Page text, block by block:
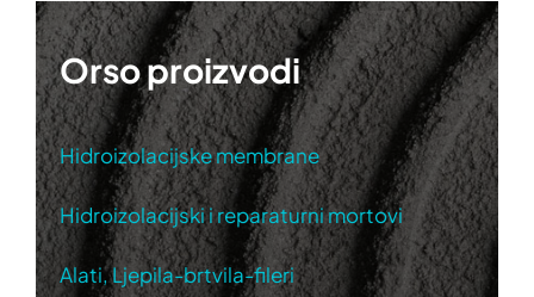
Orso proizvodi
Hidroizolacijske membrane
Hidroizolacijski i reparaturni mortovi
Alati, Ljepila-brtvila-fileri